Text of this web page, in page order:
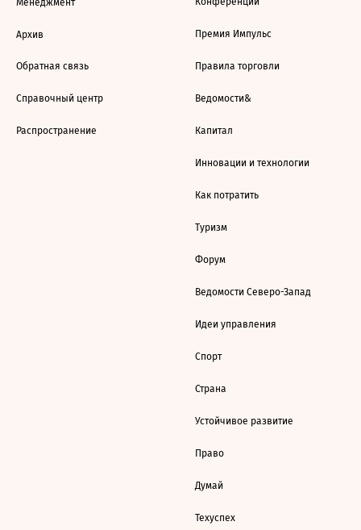
Менеджмент
Архив
Обратная связь
Справочный центр
Распространение
Премия Импульс
Правила торговли
Ведомости&
Капитал
Инновации и технологии
Как потратить
Туризм
Форум
Ведомости Северо-Запад
Идеи управления
Спорт
Страна
Устойчивое развитие
Право
Думай
Техуспех